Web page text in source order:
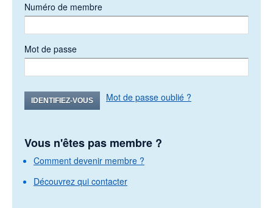
Numéro de membre
Mot de passe
IDENTIFIEZ-VOUS Mot de passe oublié ?
Vous n'êtes pas membre ?
Comment devenir membre ?
Découvrez qui contacter